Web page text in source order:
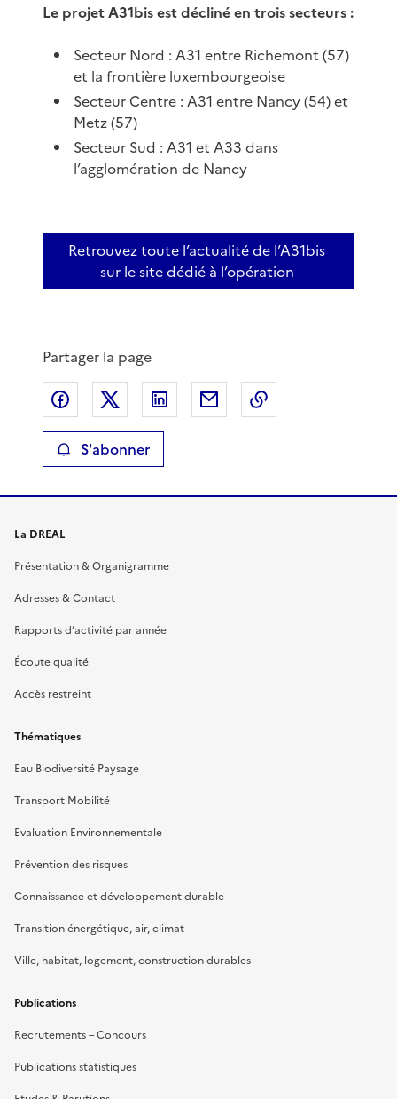
Le projet A31bis est décliné en trois secteurs :
Secteur Nord : A31 entre Richemont (57)
et la frontière luxembourgeoise
Secteur Centre : A31 entre Nancy (54) et
Metz (57)
Secteur Sud : A31 et A33 dans
l’agglomération de Nancy
Retrouvez toute l’actualité de l’A31bis
sur le site dédié à l’opération
Partager la page
Partager sur Facebook
Partager sur XPartager sur LinkedIn
Partager par email
S'abonner
La DREAL
Présentation & Organigramme
Adresses & Contact
Rapports d’activité par année
Écoute qualité
Accès restreint
Thématiques
Eau Biodiversité Paysage
Transport Mobilité
Evaluation Environnementale
Prévention des risques
Connaissance et développement durable
Transition énergétique, air, climat
Ville, habitat, logement, construction durables
Publications
Recrutements – Concours
Publications statistiques